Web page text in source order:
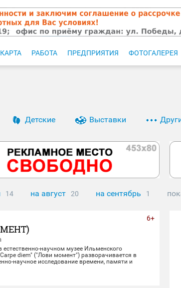
КАРТА РАБОТА ПРЕДПРИЯТИЯ ФОТОГАЛЕРЕЯ
Детские Выставки
14 на август 20 на сентябрь 1
естественно-научном музее Ильменского
diem" ("Лови момент") разворачивается в
научное исследование времени, памяти и
предлагает зрителю остановиться в моменте
в далекое прошлое Земли и в её
6+